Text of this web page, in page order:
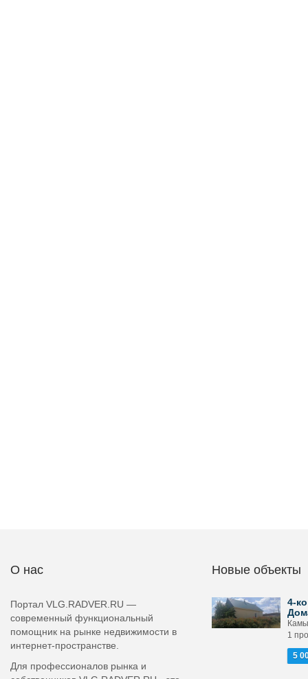
О нас
Портал VLG.RADVER.RU —
современный функциональный
помощник на рынке недвижимости в
интернет-пространстве.
Для профессионалов рынка и
Новые объекты
4-
1
5